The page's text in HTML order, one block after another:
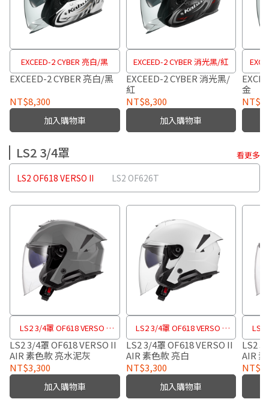
EXCEED-2 CYBER 亮白/黑
EXCEED-2 CYBER 亮白/黑
NT$8,300
加入購物車
EXCEED-2 CYBER 消光黑/紅
EXCEED-2 CYBER 消光黑/
紅
NT$8,300
加入購物車
金
LS2 3/4罩 看更多
LS2 OF618 VERSO II LS2 OF626T
LS2 3/4罩 OF618 VERSO II
AIR 素色款
LS2 3/4罩 OF618 VERSO II
AIR 素色款 亮水泥灰
NT$3,300
加入購物車
LS2 3/4罩 OF618 VERSO II
AIR 素色款
LS2 3/4罩 OF618 VERSO II
AIR 素色款 亮白
NT$3,300
加入購物車
LS2
LS2
AIR